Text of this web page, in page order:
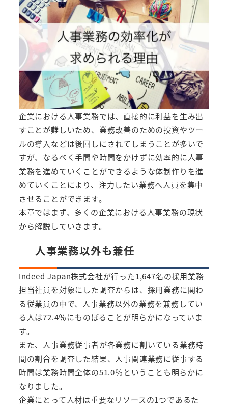
企業における人事業務では、直接的に利益を生み出
すことが難しいため、業務改善のための投資やツー
ルの導入などは後回しにされてしまうことが多いで
すが、なるべく手間や時間をかけずに効率的に人事
業務を進めていくことができるような体制作りを進
めていくことにより、注力したい業務へ人員を集中
させることができます。
本章ではまず、多くの企業における人事業務の現状
から解説していきます。
人事業務以外も兼任
Indeed Japan株式会社が行った1,647名の採用業務
担当社員を対象にした調査からは、採用業務に関わ
る従業員の中で、人事業務以外の業務を兼務してい
る人は72.4％にものぼることが明らかになっていま
す。
また、人事業務従事者が各業務に割いている業務時
間の割合を調査した結果、人事関連業務に従事する
時間は業務時間全体の51.0％ということも明らかに
なりました。
企業にとって人材は重要なリソースの1つであるた